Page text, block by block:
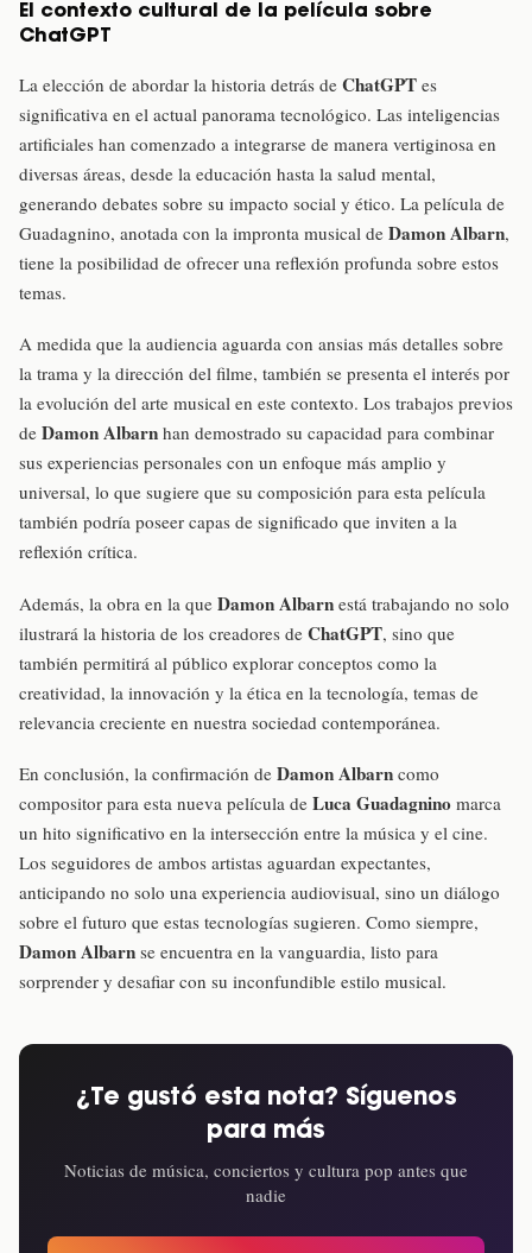
El contexto cultural de la película sobre
ChatGPT
La elección de abordar la historia detrás de ChatGPT es
significativa en el actual panorama tecnológico. Las inteligencias
artificiales han comenzado a integrarse de manera vertiginosa en
diversas áreas, desde la educación hasta la salud mental,
generando debates sobre su impacto social y ético. La película de
Guadagnino, anotada con la impronta musical de Damon Albarn,
tiene la posibilidad de ofrecer una reflexión profunda sobre estos
temas.
A medida que la audiencia aguarda con ansias más detalles sobre
la trama y la dirección del filme, también se presenta el interés por
la evolución del arte musical en este contexto. Los trabajos previos
de Damon Albarn han demostrado su capacidad para combinar
sus experiencias personales con un enfoque más amplio y
universal, lo que sugiere que su composición para esta película
también podría poseer capas de significado que inviten a la
reflexión crítica.
Además, la obra en la que Damon Albarn está trabajando no solo
ilustrará la historia de los creadores de ChatGPT, sino que
también permitirá al público explorar conceptos como la
creatividad, la innovación y la ética en la tecnología, temas de
relevancia creciente en nuestra sociedad contemporánea.
En conclusión, la confirmación de Damon Albarn como
compositor para esta nueva película de Luca Guadagnino marca
un hito significativo en la intersección entre la música y el cine.
Los seguidores de ambos artistas aguardan expectantes,
anticipando no solo una experiencia audiovisual, sino un diálogo
sobre el futuro que estas tecnologías sugieren. Como siempre,
Damon Albarn se encuentra en la vanguardia, listo para
sorprender y desafiar con su inconfundible estilo musical.
¿Te gustó esta nota? Síguenos
para más
Noticias de música, conciertos y cultura pop antes que
nadie